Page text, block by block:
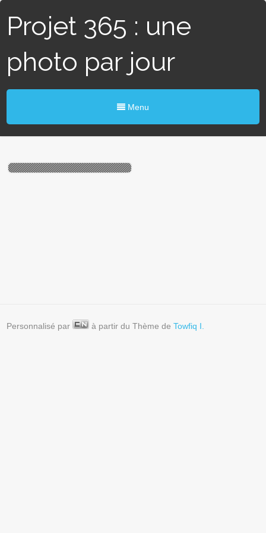
Projet 365 : une
photo par jour
Menu
Personnalisé par à partir du Thème deTowfiq I.